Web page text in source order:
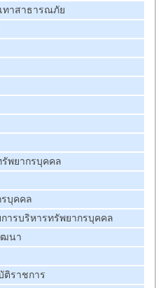
ทาสาธารณภัย
พยากรบุคคล
บุคคล
ารบริหารทรัพยากรบุคคล
ฒนา
ติราชการ